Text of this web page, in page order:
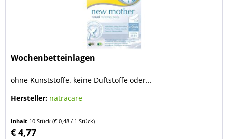
Wochenbetteinlagen
ohne Kunststoffe. keine Duftstoffe oder...
Hersteller: natracare
Inhalt 10 Stück(€ 0,48 / 1 Stück)
€ 4,77